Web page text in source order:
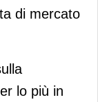
di mercato
lo più in